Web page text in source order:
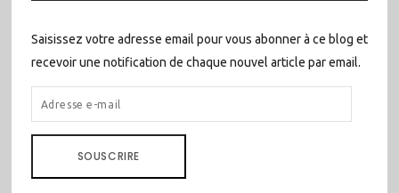
Saisissez votre adresse email pour vous abonner à ce blog et
recevoir une notification de chaque nouvel article par email.
ADRESSE
E-
SOUSCRIRE